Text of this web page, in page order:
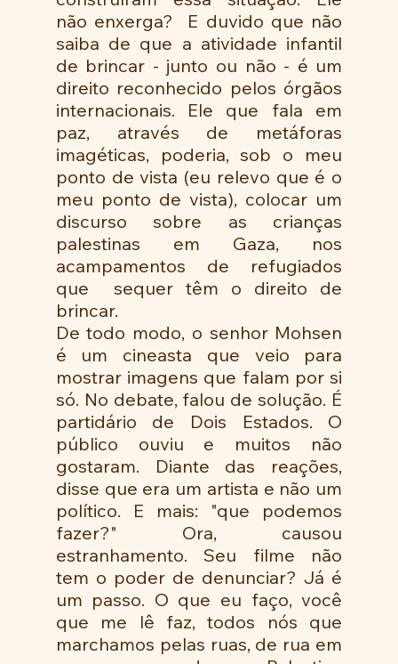
não enxerga?  E duvido que não
saiba de que a atividade infantil
de brincar - junto ou não - é um
direito reconhecido pelos órgãos
internacionais. Ele que fala em
paz, através de metáforas
imagéticas, poderia, sob o meu
ponto de vista (eu relevo que é o
meu ponto de vista), colocar um
discurso sobre as crianças
palestinas em Gaza, nos
acampamentos de refugiados
que  sequer têm o direito de
brincar.
De todo modo, o senhor Mohsen
é um cineasta que veio para
mostrar imagens que falam por si
só. No debate, falou de solução. É
partidário de Dois Estados. O
público ouviu e muitos não
gostaram. Diante das reações,
disse que era um artista e não um
político. E mais: "que podemos
fazer?" Ora, causou
estranhamento. Seu filme não
tem o poder de denunciar? Já é
um passo. O que eu faço, você
que me lê faz, todos nós que
marchamos pelas ruas, de rua em